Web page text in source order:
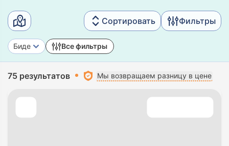
Сортировать Фильтры
Биде Все фильтры
75 результатов Мы возвращаем разницу в цене